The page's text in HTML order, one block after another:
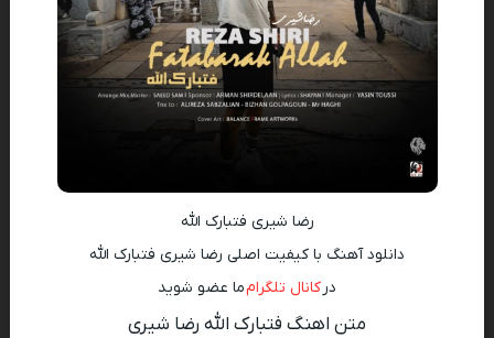
رضا شیری فتبارک الله
دانلود آهنگ با کیفیت اصلی رضا شیری فتبارک الله
در کانال تلگرامما عضو شوید
متن اهنگ فتبارک الله رضا شیری